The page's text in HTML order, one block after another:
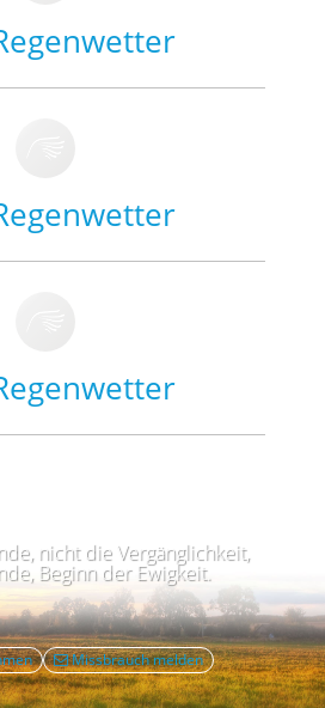
nicht die Vergänglichkeit,
Beginn der Ewigkeit.
Missbrauch melden